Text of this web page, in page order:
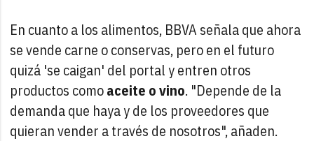
En cuanto a los alimentos, BBVA señala que ahora
se vende carne o conservas, pero en el futuro
quizá 'se caigan' del portal y entren otros
productos comoaceite o vino. "Depende de la
demanda que haya y de los proveedores que
quieran vender a través de nosotros", añaden.